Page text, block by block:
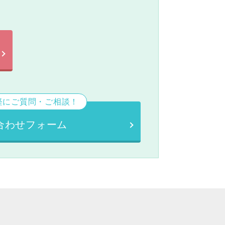
ご質問・ご相談！
わせフォーム